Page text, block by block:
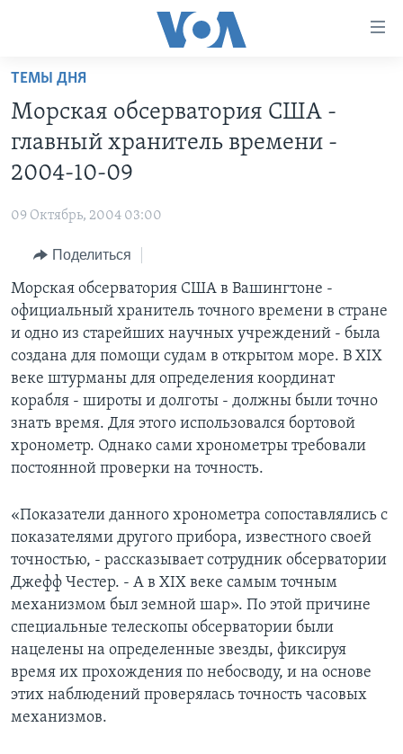
Перейти
основной
контент
Перейти
основной
навигации
Перейти
поиск
ПРОГРАММЫ
ИТОГИ
ПОЧЕМУ ЭТО ВАЖНО?
ДИСКУССИЯ VOA
ДЕТАЛИ
НЬЮ-ЙОРК NEW YORK
АМЕРИКА. БОЛЬШОЕ ПУТЕШЕСТВИЕ
ПРОЕКТЫ
НАША АМЕРИКАНСКАЯ ИСТОРИЯ
А КАК В АМЕРИКЕ?
АРТЕФАКТЫ
АМЕРИКАНСКИЕ ГОРОДКИ
ТЕСТЫ
ИНТЕРВЬЮ
ФАКТЫ ПРОТИВ ФЕЙКОВ
ЗА СВОБОДУ ПРЕССЫ
УЧИМ АНГЛИЙСКИЙ
ВИДЕО
ПОДПИСКА НА НОВОСТИ
Learning English
Языки
ТЕМЫ ДНЯ
Морская обсерватория США -
главный хранитель времени -
2004-10-09
09 Октябрь, 2004 03:00
Поделиться
Морская обсерватория США в Вашингтоне -
официальный хранитель точного времени в стране
и одно из старейших научных учреждений - была
создана для помощи судам в открытом море. В XIX
веке штурманы для определения координат
корабля - широты и долготы - должны были точно
знать время. Для этого использовался бортовой
хронометр. Однако сами хронометры требовали
постоянной проверки на точность.
«Показатели данного хронометра сопоставлялись с
показателями другого прибора, известного своей
точностью, - рассказывает сотрудник обсерватории
Джефф Честер. - А в XIX веке самым точным
механизмом был земной шар». По этой причине
специальные телескопы обсерватории были
нацелены на определенные звезды, фиксируя
время их прохождения по небосводу, и на основе
этих наблюдений проверялась точность часовых
механизмов.